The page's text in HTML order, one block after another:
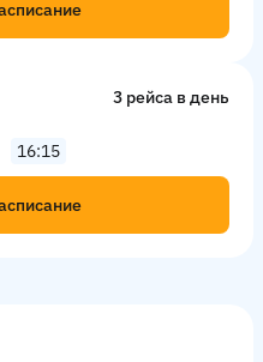
3 рейсa в день
16:15